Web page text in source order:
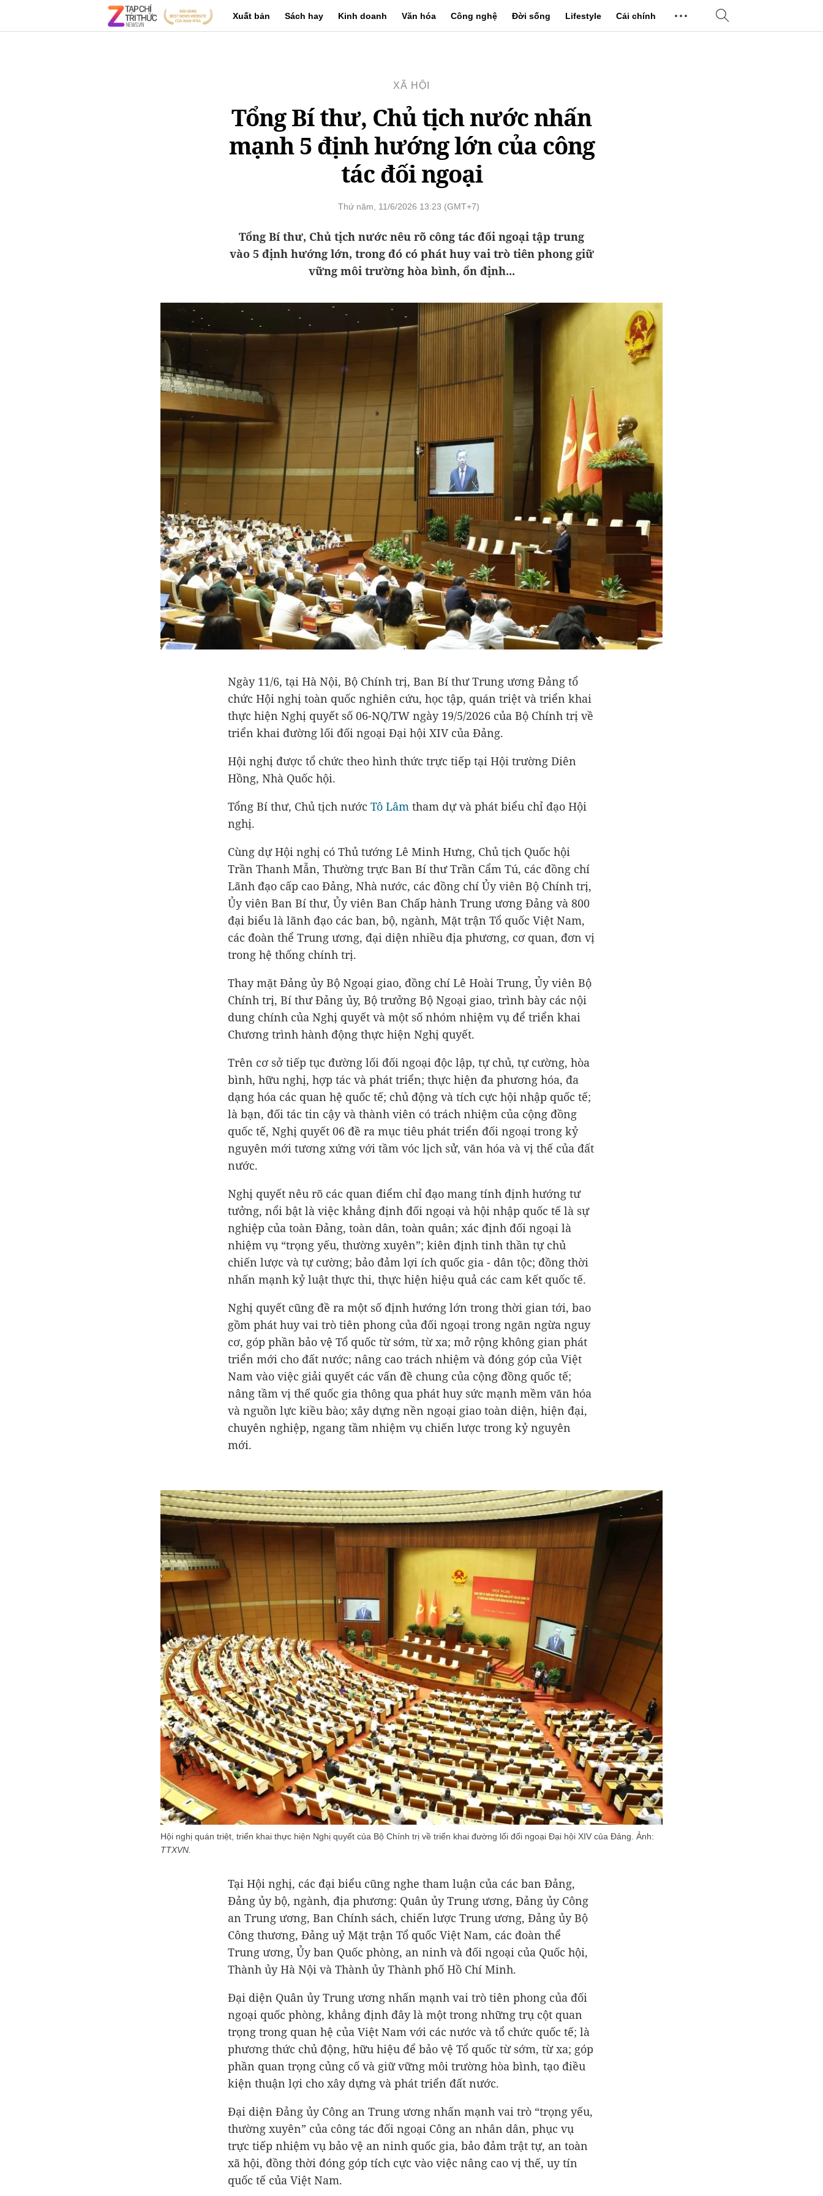
Xuất bản Sách hay Kinh doanh Văn hóa Công nghệ Đời sống Lifestyle Cải chính
XÃ HỘI
Tổng Bí thư, Chủ tịch nước nhấn
mạnh 5 định hướng lớn của công
tác đối ngoại
Thứ năm, 11/6/2026 13:23 (GMT+7)
Tổng Bí thư, Chủ tịch nước nêu rõ công tác đối ngoại tập trung
vào 5 định hướng lớn, trong đó có phát huy vai trò tiên phong giữ
vững môi trường hòa bình, ổn định...
Ngày 11/6, tại Hà Nội, Bộ Chính trị, Ban Bí thư Trung ương Đảng tổ
chức Hội nghị toàn quốc nghiên cứu, học tập, quán triệt và triển khai
thực hiện Nghị quyết số 06-NQ/TW ngày 19/5/2026 của Bộ Chính trị về
triển khai đường lối đối ngoại Đại hội XIV của Đảng.
Hội nghị được tổ chức theo hình thức trực tiếp tại Hội trường Diên
Hồng, Nhà Quốc hội.
Tổng Bí thư, Chủ tịch nước Tô Lâm tham dự và phát biểu chỉ đạo Hội
nghị.
Cùng dự Hội nghị có Thủ tướng Lê Minh Hưng, Chủ tịch Quốc hội
Trần Thanh Mẫn, Thường trực Ban Bí thư Trần Cẩm Tú, các đồng chí
Lãnh đạo cấp cao Đảng, Nhà nước, các đồng chí Ủy viên Bộ Chính trị,
Ủy viên Ban Bí thư, Ủy viên Ban Chấp hành Trung ương Đảng và 800
đại biểu là lãnh đạo các ban, bộ, ngành, Mặt trận Tổ quốc Việt Nam,
các đoàn thể Trung ương, đại diện nhiều địa phương, cơ quan, đơn vị
trong hệ thống chính trị.
Thay mặt Đảng ủy Bộ Ngoại giao, đồng chí Lê Hoài Trung, Ủy viên Bộ
Chính trị, Bí thư Đảng ủy, Bộ trưởng Bộ Ngoại giao, trình bày các nội
dung chính của Nghị quyết và một số nhóm nhiệm vụ để triển khai
Chương trình hành động thực hiện Nghị quyết.
Trên cơ sở tiếp tục đường lối đối ngoại độc lập, tự chủ, tự cường, hòa
bình, hữu nghị, hợp tác và phát triển; thực hiện đa phương hóa, đa
dạng hóa các quan hệ quốc tế; chủ động và tích cực hội nhập quốc tế;
là bạn, đối tác tin cậy và thành viên có trách nhiệm của cộng đồng
quốc tế, Nghị quyết 06 đề ra mục tiêu phát triển đối ngoại trong kỷ
nguyên mới tương xứng với tầm vóc lịch sử, văn hóa và vị thế của đất
nước.
Nghị quyết nêu rõ các quan điểm chỉ đạo mang tính định hướng tư
tưởng, nổi bật là việc khẳng định đối ngoại và hội nhập quốc tế là sự
nghiệp của toàn Đảng, toàn dân, toàn quân; xác định đối ngoại là
nhiệm vụ “trọng yếu, thường xuyên”; kiên định tinh thần tự chủ
chiến lược và tự cường; bảo đảm lợi ích quốc gia - dân tộc; đồng thời
nhấn mạnh kỷ luật thực thi, thực hiện hiệu quả các cam kết quốc tế.
Nghị quyết cũng đề ra một số định hướng lớn trong thời gian tới, bao
gồm phát huy vai trò tiên phong của đối ngoại trong ngăn ngừa nguy
cơ, góp phần bảo vệ Tổ quốc từ sớm, từ xa; mở rộng không gian phát
triển mới cho đất nước; nâng cao trách nhiệm và đóng góp của Việt
Nam vào việc giải quyết các vấn đề chung của cộng đồng quốc tế;
nâng tầm vị thế quốc gia thông qua phát huy sức mạnh mềm văn hóa
và nguồn lực kiều bào; xây dựng nền ngoại giao toàn diện, hiện đại,
chuyên nghiệp, ngang tầm nhiệm vụ chiến lược trong kỷ nguyên
mới.
Hội nghị quán triệt, triển khai thực hiện Nghị quyết của Bộ Chính trị về triển khai đường lối đối ngoại Đại hội XIV của Đảng. Ảnh:
TTXVN.
Tại Hội nghị, các đại biểu cũng nghe tham luận của các ban Đảng,
Đảng ủy bộ, ngành, địa phương: Quân ủy Trung ương, Đảng ủy Công
an Trung ương, Ban Chính sách, chiến lược Trung ương, Đảng ủy Bộ
Công thương, Đảng uỷ Mặt trận Tổ quốc Việt Nam, các đoàn thể
Trung ương, Ủy ban Quốc phòng, an ninh và đối ngoại của Quốc hội,
Thành ủy Hà Nội và Thành ủy Thành phố Hồ Chí Minh.
Đại diện Quân ủy Trung ương nhấn mạnh vai trò tiên phong của đối
ngoại quốc phòng, khẳng định đây là một trong những trụ cột quan
trọng trong quan hệ của Việt Nam với các nước và tổ chức quốc tế; là
phương thức chủ động, hữu hiệu để bảo vệ Tổ quốc từ sớm, từ xa; góp
phần quan trọng củng cố và giữ vững môi trường hòa bình, tạo điều
kiện thuận lợi cho xây dựng và phát triển đất nước.
Đại diện Đảng ủy Công an Trung ương nhấn mạnh vai trò “trọng yếu,
thường xuyên” của công tác đối ngoại Công an nhân dân, phục vụ
trực tiếp nhiệm vụ bảo vệ an ninh quốc gia, bảo đảm trật tự, an toàn
xã hội, đồng thời đóng góp tích cực vào việc nâng cao vị thế, uy tín
quốc tế của Việt Nam.